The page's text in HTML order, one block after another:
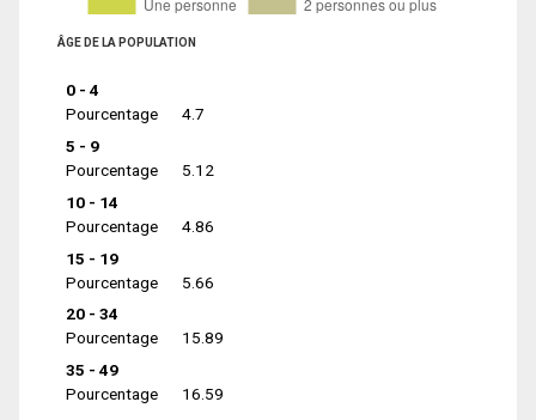
ÂGE DE LA POPULATION
0 - 4
Pourcentage
4.7
5 - 9
Pourcentage
5.12
10 - 14
Pourcentage
4.86
15 - 19
Pourcentage
5.66
20 - 34
Pourcentage
15.89
35 - 49
Pourcentage
16.59